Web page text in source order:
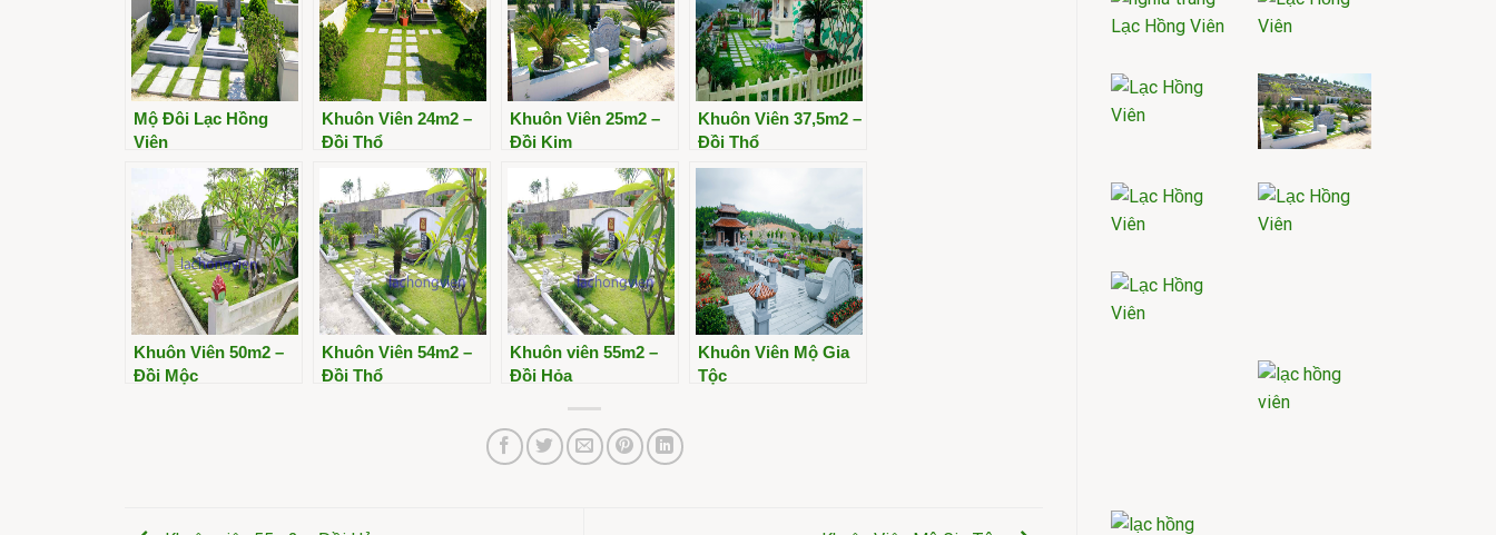
Mộ Đôi Lạc Hồng
Viên
Khuôn Viên 24m2 –
Đồi Thổ
Khuôn Viên 25m2 –
Đồi Kim
Khuôn Viên 37,5m2 –
Đồi Thổ
Khuôn Viên 50m2 –
Đồi Mộc
Khuôn Viên 54m2 –
Đồi Thổ
Khuôn viên 55m2 –
Đồi Hỏa
Khuôn Viên Mộ Gia
Tộc